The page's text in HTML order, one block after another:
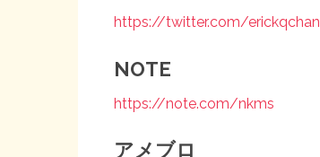
https://twitter.com/erickqchan
NOTE
https://note.com/nkms
アメブロ